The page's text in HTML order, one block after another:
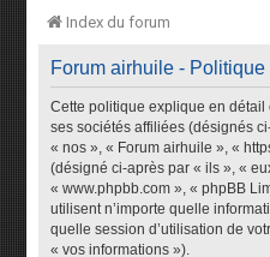
Index du forum
Forum airhuile -
Cette politique explique en
ses sociétés affiliées (désignés
« nos », « Forum airhuile », «
(désigné ci-après par « ils », «
« www.phpbb.com », « phpBB
utilisent n’importe quelle
quelle session d’utilisation de
« vos informations »).